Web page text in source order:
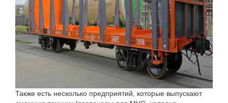
Также есть несколько предприятий, которые выпускают